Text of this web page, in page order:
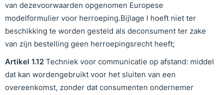
van dezevoorwaarden opgenomen Europese
modelformulier voor herroeping.Bijlage I hoeft niet ter
beschikking te worden gesteld als deconsument ter zake
van zijn bestelling geen herroepingsrecht heeft;
Artikel 1.12 Techniek voor communicatie op afstand: middel
dat kan wordengebruikt voor het sluiten van een
overeenkomst, zonder dat consumenten ondernemer